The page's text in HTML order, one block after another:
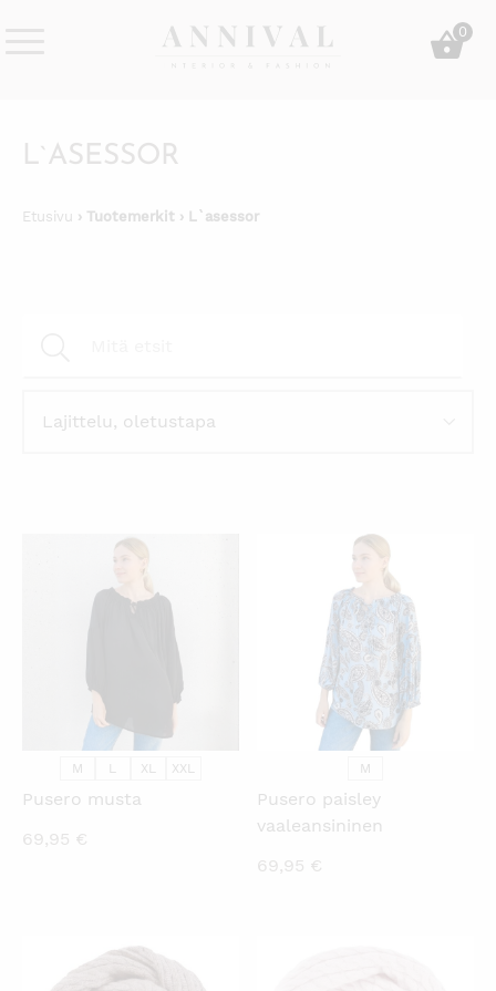
sisustusverkkokauppa
0
L`ASESSOR
Etusivu › Tuotemerkit › L`asessor
KATSO PIKANÄKYMÄ
M L XL XXL
Pusero musta
69,95 €
M
Pusero paisley
vaaleansininen
69,95 €